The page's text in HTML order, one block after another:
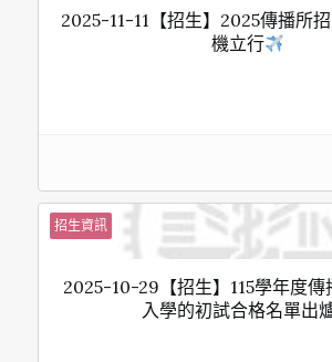
2025-11-11【招生】2025傳播所
機立行
招生資訊
2025-10-29【招生】115學年度傳
入學的初試合格名單出